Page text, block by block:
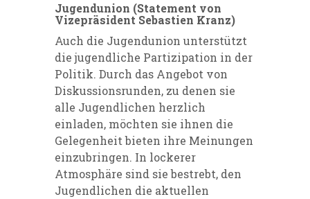
Jugendunion (Statement von
Vizepräsident Sebastien Kranz)
Auch die Jugendunion unterstützt
die jugendliche Partizipation in der
Politik. Durch das Angebot von
Diskussionsrunden, zu denen sie
alle Jugendlichen herzlich
einladen, möchten sie ihnen die
Gelegenheit bieten ihre Meinungen
einzubringen. In lockerer
Atmosphäre sind sie bestrebt, den
Jugendlichen die aktuellen